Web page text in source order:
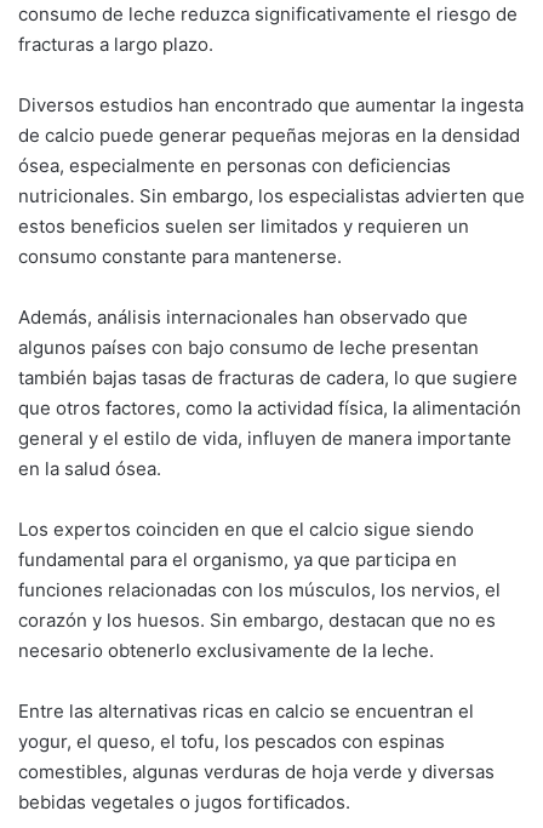
consumo de leche reduzca significativamente el riesgo de
fracturas a largo plazo.
Diversos estudios han encontrado que aumentar la ingesta
de calcio puede generar pequeñas mejoras en la densidad
ósea, especialmente en personas con deficiencias
nutricionales. Sin embargo, los especialistas advierten que
estos beneficios suelen ser limitados y requieren un
consumo constante para mantenerse.
Además, análisis internacionales han observado que
algunos países con bajo consumo de leche presentan
también bajas tasas de fracturas de cadera, lo que sugiere
que otros factores, como la actividad física, la alimentación
general y el estilo de vida, influyen de manera importante
en la salud ósea.
Los expertos coinciden en que el calcio sigue siendo
fundamental para el organismo, ya que participa en
funciones relacionadas con los músculos, los nervios, el
corazón y los huesos. Sin embargo, destacan que no es
necesario obtenerlo exclusivamente de la leche.
Entre las alternativas ricas en calcio se encuentran el
yogur, el queso, el tofu, los pescados con espinas
comestibles, algunas verduras de hoja verde y diversas
bebidas vegetales o jugos fortificados.